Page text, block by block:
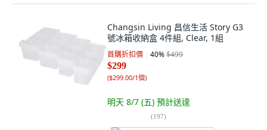
Changsin Living 昌信生活 Story G3
號冰箱收納盒 4件組, Clear, 1組
首購折扣價 40%$499
$299
($299.00/1個)
明天 8/7 (五) 預計送達
(197)